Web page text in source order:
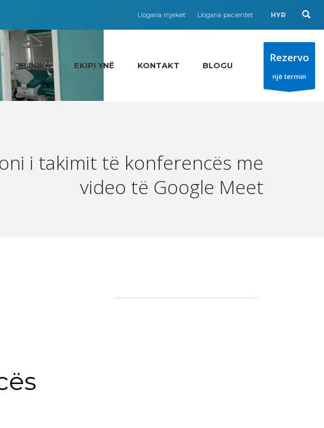
Llogaria mjeket Llogaria pacientet HYR
KLINIKA EKIPI YNË KONTAKT BLOGU
Rezervo
një termin
i takimit të konferencës me
video të Google Meet